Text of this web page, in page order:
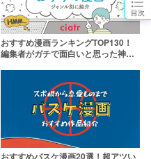
目次
おすすめ漫画ランキングTOP130！
編集者がガチで面白いと思った神作
おすすめバスケ漫画20選！超アツい